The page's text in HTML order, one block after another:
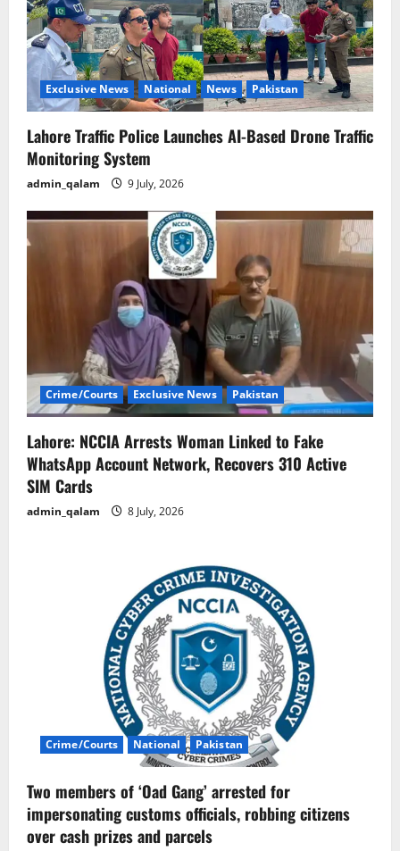
Exclusive News National News Pakistan
Lahore Traffic Police Launches AI-Based Drone Traffic
Monitoring System
admin_qalam 9 July, 2026
Crime/Courts Exclusive News Pakistan
Lahore: NCCIA Arrests Woman Linked to Fake
WhatsApp Account Network, Recovers 310 Active
SIM Cards
admin_qalam 8 July, 2026
Crime/Courts National Pakistan
Two members of ‘Oad Gang’ arrested for
impersonating customs officials, robbing citizens
over cash prizes and parcels